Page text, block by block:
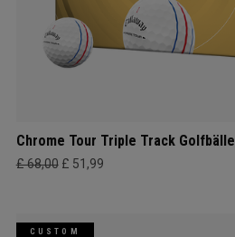
Chrome Tour Triple Track Golfbälle
£ 68,00 £ 51,99
CUSTOM